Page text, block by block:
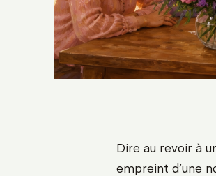
Dire au revoir à
empreint d’une